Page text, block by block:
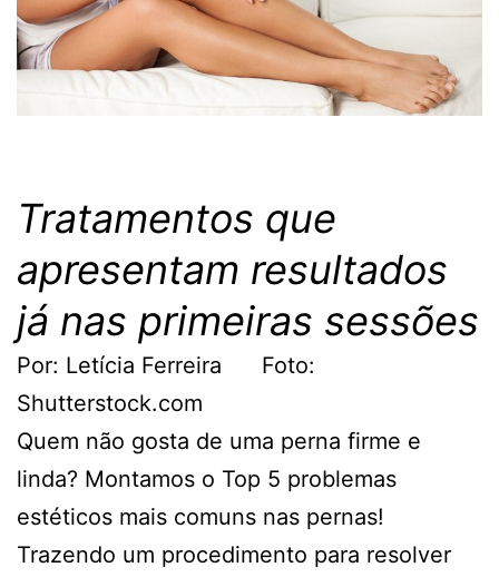
Tratamentos que
apresentam resultados
já nas primeiras sessões
Por: Letícia Ferreira Foto:
Shutterstock.com
Quem não gosta de uma perna firme e
linda? Montamos o Top 5 problemas
estéticos mais comuns nas pernas!
Trazendo um procedimento para resolver